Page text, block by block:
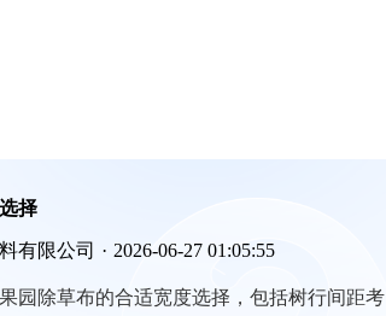
择
有限公司 · 2026-06-27 01:05:55
园除草布的合适宽度选择，包括树行间距考